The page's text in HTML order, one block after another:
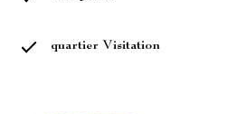
quartier Visitation